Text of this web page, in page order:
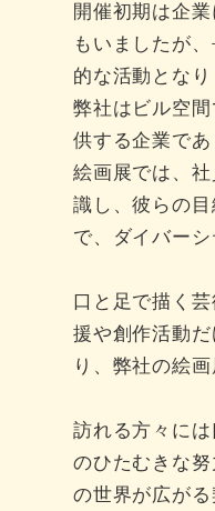
開催初期は企
もいましたが
的な活動とな
弊社はビル空
供する企業で
絵画展では、
識し、彼らの
で、ダイバー
口と足で描く
援や創作活動
り、弊社の絵
訪れる方々に
のひたむきな
の世界が広が